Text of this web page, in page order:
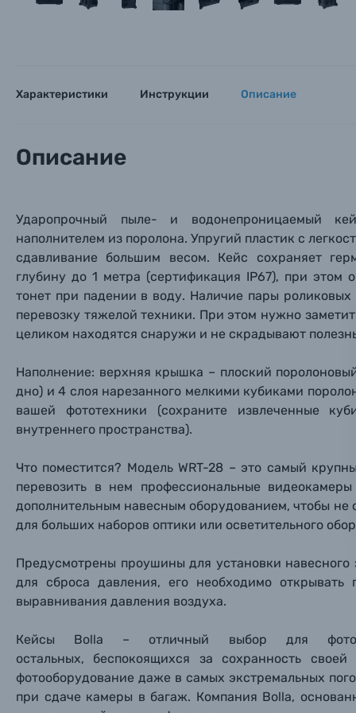
Тема
Ваш
Тема
Ваш
Цифровые фотоаппараты
Видеокамеры
Вспышки для фотоаппаратов
Аксессуары для фото и видеокамер
Оптические приборы
Электроника
Материалы
Осветительное оборудование
Фоторамки
Фотоальбомы
Книги о фотографии, альбомы известных
Солнцезащитные очки
Б/У фототехника (Комиссионные товары)
Заказ
Вами с
Номер
Характеристики Инструкции Описание
Описание
Ударопрочный пыле- и водонепроницаемый
наполнителем из поролона. Упругий пластик с
сдавливание большим весом. Кейс сохраняет
глубину до 1 метра (сертификация IP67), при этом
тонет при падении в воду. Наличие пары роликовых
перевозку тяжелой техники. При этом нужно
целиком находятся снаружи и не скрадывают
Наполнение: верхняя крышка – плоский
дно) и 4 слоя нарезанного мелкими кубиками
вашей фототехники (сохраните извлеченные
внутреннего пространства).
Что поместится? Модель WRT-28 – это самый
перевозить в нем профессиональные
дополнительным навесным оборудованием, чтобы не
для больших наборов оптики или осветительного
Предусмотрены проушины для установки
для сброса давления, его необходимо
выравнивания давления воздуха.
Кейсы Bolla – отличный выбор для
остальных, беспокоящихся за сохранность
фотооборудование даже в самых экстремальных
при сдаче камеры в багаж. Компания Bolla,
Тема
Ваш